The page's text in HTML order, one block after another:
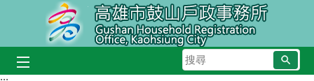
跳到主要內容區塊
搜
尋